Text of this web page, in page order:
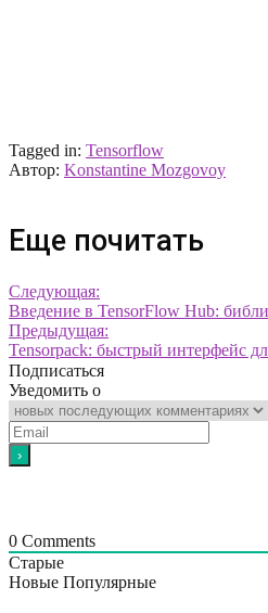
Tagged in: Tensorflow
Автор: Konstantine Mozgovoy
Еще почитать
Следующая:
Введение в TensorFlow Hub:
Предыдущая:
Tensorpack: быстрый интерфейс
Подписаться
Уведомить о
0 Comments
Старые
Новые Популярные